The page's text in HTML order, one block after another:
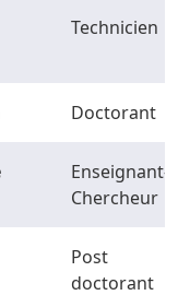
Technicien
Doctorant
Enseignant-
Chercheur
Post
doctorant